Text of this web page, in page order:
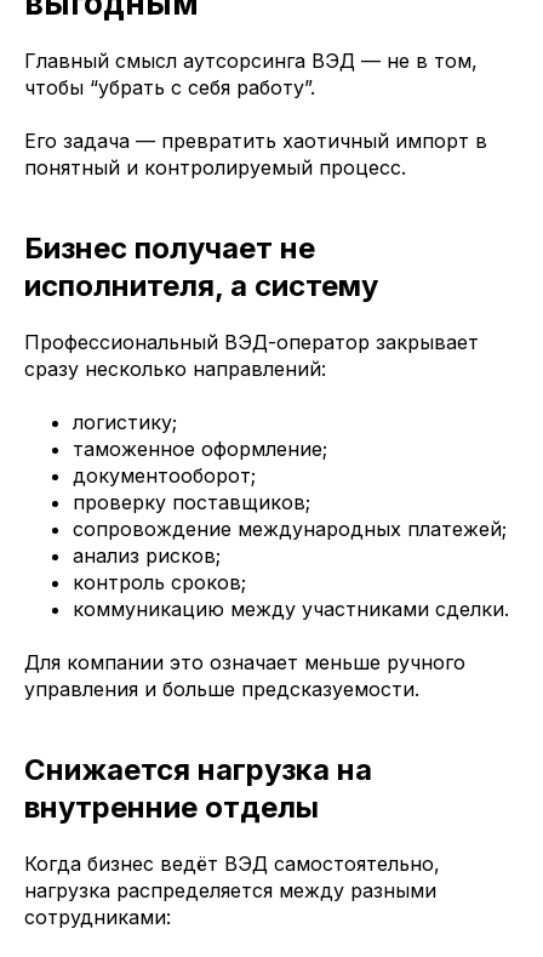
Главный смысл аутсорсинга ВЭД — не в том,
чтобы “убрать с себя работу”.
Его задача — превратить хаотичный импорт в
понятный и контролируемый процесс.
Бизнес получает не
исполнителя, а систему
Профессиональный ВЭД-оператор закрывает
сразу несколько направлений:
логистику;
таможенное оформление;
документооборот;
проверку поставщиков;
сопровождение международных платежей;
анализ рисков;
контроль сроков;
коммуникацию между участниками сделки.
Для компании это означает меньше ручного
управления и больше предсказуемости.
Снижается нагрузка на
внутренние отделы
Когда бизнес ведёт ВЭД самостоятельно,
нагрузка распределяется между разными
сотрудниками: